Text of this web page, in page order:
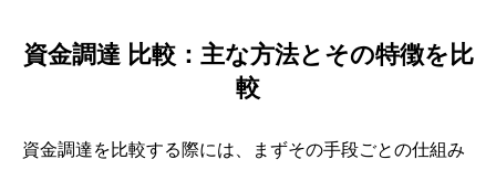
資金調達 比較：主な方法とその特徴を比
較
資金調達を比較する際には、まずその手段ごとの仕組み